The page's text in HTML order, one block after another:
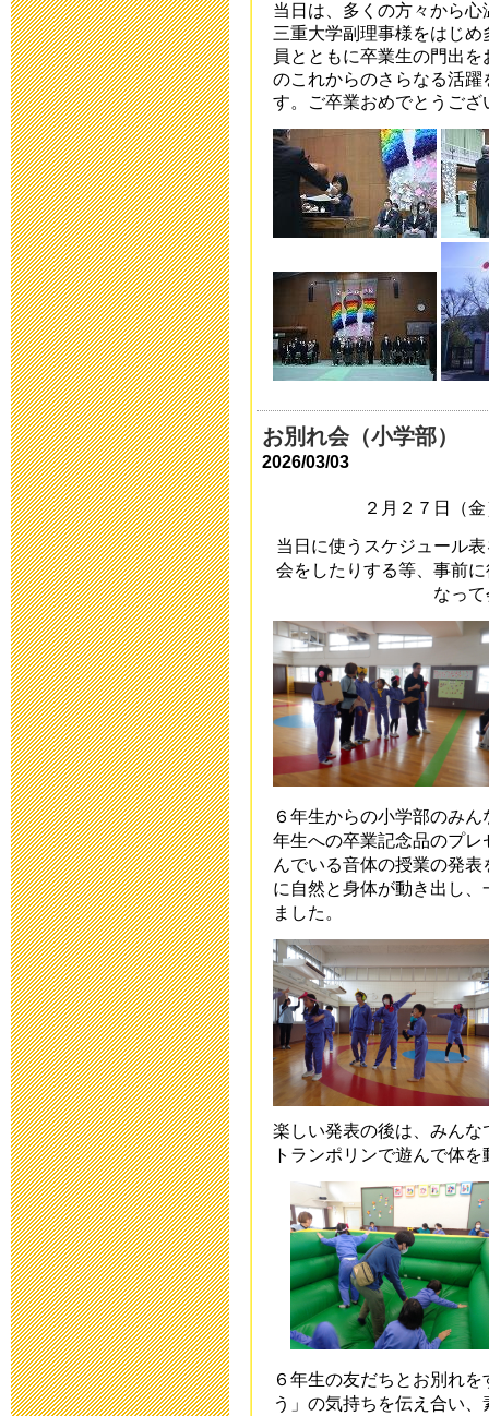
た。
2018年2月15日
「第３１回
した
2017年12月13日
「第３１回
した
2017年6月 1日
中庭改修工事
2016年9月 7日
平成２９年度
2016年7月21日
中庭改修工事
2016年7月19日
平成27年度
開します
2016年5月10日
平成２８年度
2016年5月 9日
避難訓練
2016年3月 1日
第30回公開研
た
2016年2月27日
小学部 進路
2016年2月 2日
中学部 進路
2016年2月 1日
当日は、多くの方々から
三重大学副理事様をはじ
員とともに卒業生の門出
のこれからのさらなる活
す。ご卒業おめでとうござ
お別れ会（小学部）
2026/03/03
２月２７日（
当日に使うスケジュール
会をしたりする等、事前
なっ
６年生からの小学部のみ
年生への卒業記念品のプ
んでいる音体の授業の発
に自然と身体が動き出し
ました。
楽しい発表の後は、みん
トランポリンで遊んで体
６年生の友だちとお別れ
う」の気持ちを伝え合い